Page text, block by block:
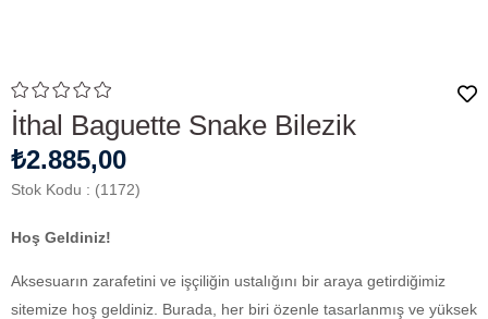
İthal Baguette Snake Bilezik
₺2.885,00
Stok Kodu (1172)
Hoş Geldiniz!
Aksesuarın zarafetini ve işçiliğin ustalığını bir araya getirdiğimiz
sitemize hoş geldiniz. Burada, her biri özenle tasarlanmış ve yüksek